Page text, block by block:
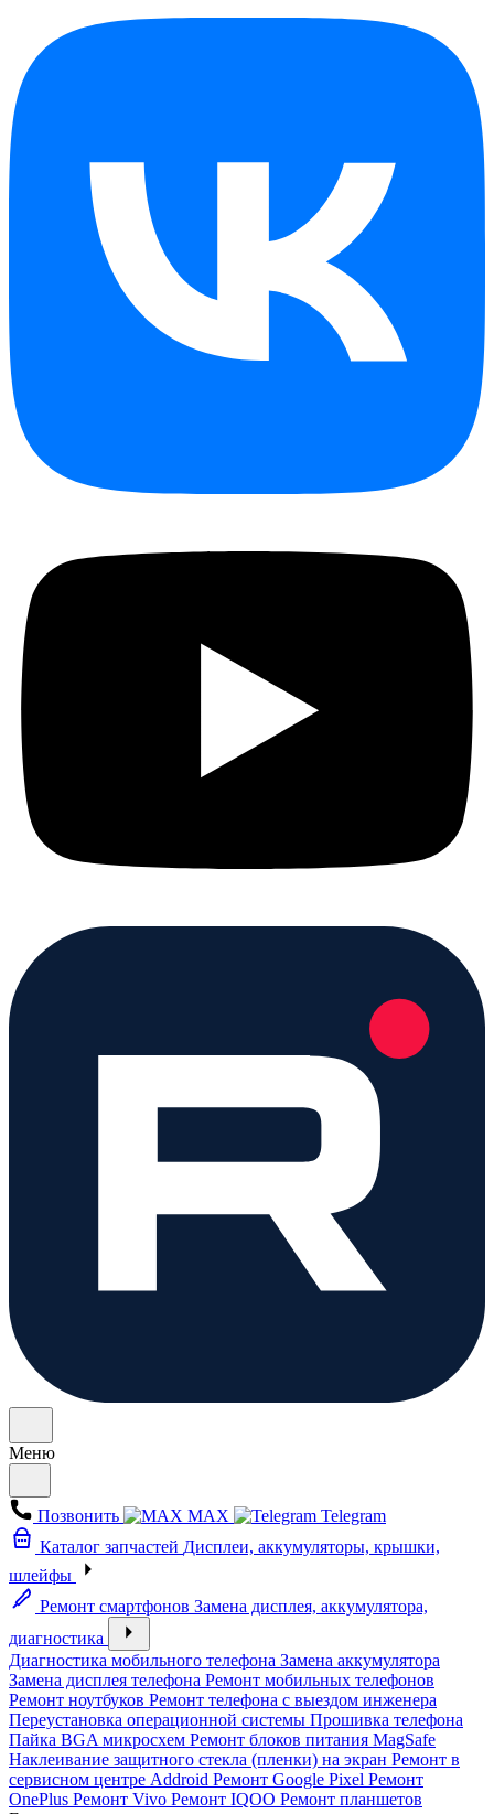
Меню
Позвонить MAX
Telegram
Каталог запчастей Дисплеи, аккумуляторы, крышки,
шлейфы
Ремонт смартфонов Замена дисплея, аккумулятора,
диагностика
Диагностика мобильного телефона Замена аккумулятора
Замена дисплея телефона Ремонт мобильных телефонов
Ремонт ноутбуков Ремонт телефона с выездом инженера
Переустановка операционной системы Прошивка телефона
Пайка BGA микросхем Ремонт блоков питания MagSafe
Наклеивание защитного стекла (пленки) на экран Ремонт в
сервисном центре Addroid Ремонт Google Pixel Ремонт
OnePlus Ремонт Vivo Ремонт IQOO Ремонт планшетов